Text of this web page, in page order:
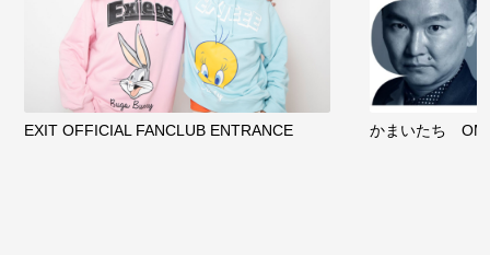
EXIT OFFICIAL FANCLUB ENTRANCE かまいたち